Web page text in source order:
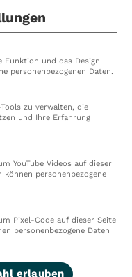
Funktion und das Design
personenbezogenen Daten.
zu verwalten, die
und Ihre Erfahrung
YouTube Videos auf dieser
können personenbezogene
Pixel-Code auf dieser Seite
personenbezogene Daten
erlauben